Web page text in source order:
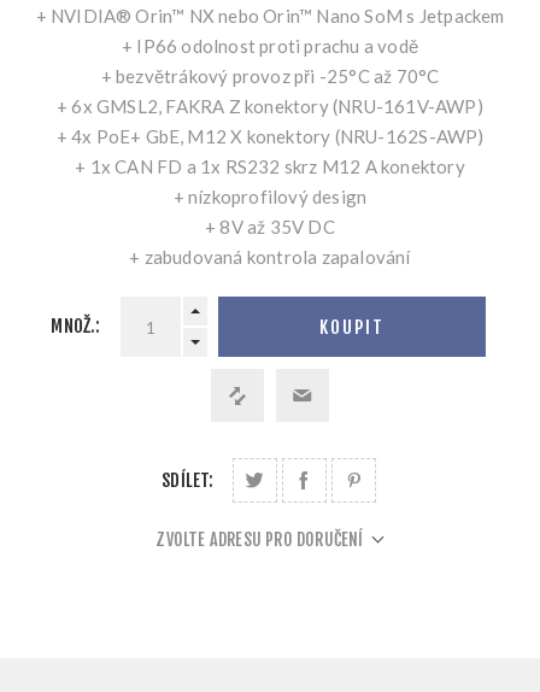
+ NVIDIA® Orin™ NX nebo Orin™ Nano SoM s Jetpackem
+ IP66 odolnost proti prachu a vodě
+ bezvětrákový provoz při -25°C až 70°C
+ 6x GMSL2, FAKRA Z konektory (NRU-161V-AWP)
+ 4x PoE+ GbE, M12 X konektory (NRU-162S-AWP)
+ 1x CAN FD a 1x RS232 skrz M12 A konektory
+ nízkoprofilový design
+ 8V až 35V DC
+ zabudovaná kontrola zapalování
MNOŽ.: KOUPIT
SDÍLET:
ZVOLTE ADRESU PRO DORUČENÍ